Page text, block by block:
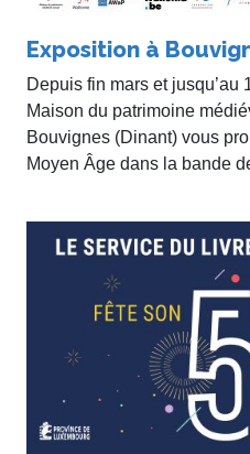
Exposition à
Depuis fin mars et jusqu’au
Maison du patrimoine
Bouvignes (Dinant) vous
Moyen Âge dans la bande